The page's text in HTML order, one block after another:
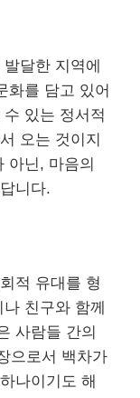
달한 지역에
화를 담고 있어
있는 정서적
오는 것이지
아닌, 마음의
니다.
적 유대를 형
친구와 함께
사람들 간의
으로서 백차가
나이기도 해